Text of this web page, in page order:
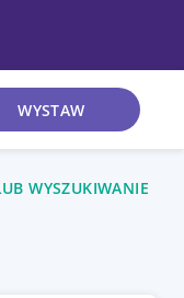
WYSTAW
WYSZUKIWANIE